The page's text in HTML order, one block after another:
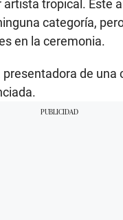
tropical. Este
categoría,
en la ceremonia.
presentadora de una